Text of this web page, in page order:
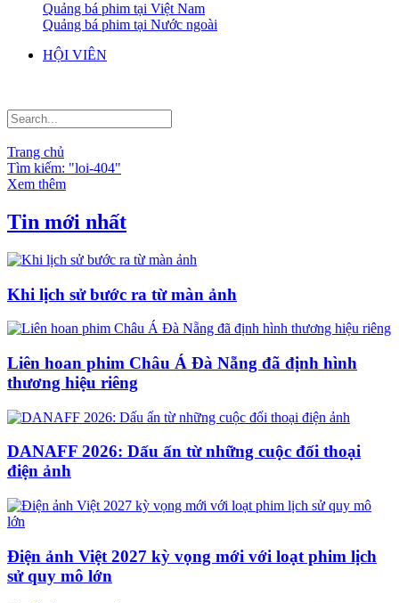
Quảng bá phim tại Việt Nam
Quảng bá phim tại Nước ngoài
HỘI VIÊN
Trang chủ
Tìm kiếm: "loi-404"
Xem thêm
Tin mới nhất
Khi lịch sử bước ra từ màn ảnh
Liên hoan phim Châu Á Đà Nẵng đã định hình
thương hiệu riêng
DANAFF 2026: Dấu ấn từ những cuộc đối thoại
điện ảnh
Điện ảnh Việt 2027 kỳ vọng mới với loạt phim lịch
sử quy mô lớn